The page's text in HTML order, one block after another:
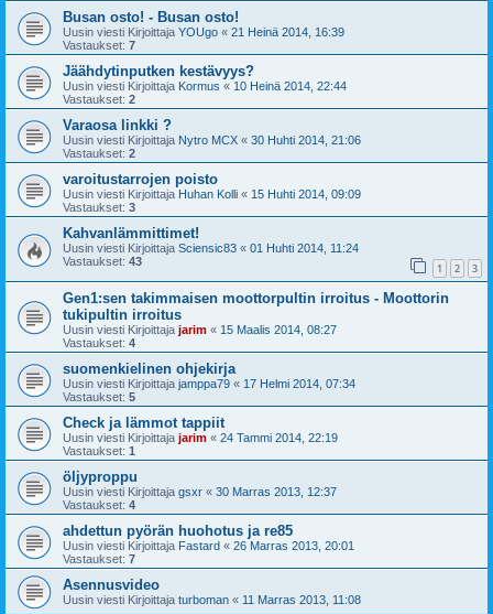
Busan osto! - Busan osto!
Uusin viesti Kirjoittaja YOUgo « 21 Heinä 2014, 16:39
Vastaukset: 7
Jäähdytinputken kestävyys?
Uusin viesti Kirjoittaja Kormus « 10 Heinä 2014, 22:44
Vastaukset: 2
Varaosa linkki ?
Uusin viesti Kirjoittaja Nytro MCX « 30 Huhti 2014, 21:06
Vastaukset: 2
varoitustarrojen poisto
Uusin viesti Kirjoittaja Huhan Kolli « 15 Huhti 2014, 09:09
Vastaukset: 3
Kahvanlämmittimet!
Uusin viesti Kirjoittaja Sciensic83 « 01 Huhti 2014, 11:24
Vastaukset: 43 1 2 3
Gen1:sen takimmaisen moottorpultin irroitus - Moottorin
tukipultin irroitus
Uusin viesti Kirjoittaja jarim « 15 Maalis 2014, 08:27
Vastaukset: 4
suomenkielinen ohjekirja
Uusin viesti Kirjoittaja jamppa79 « 17 Helmi 2014, 07:34
Vastaukset: 5
Check ja lämmot tappiit
Uusin viesti Kirjoittaja jarim « 24 Tammi 2014, 22:19
Vastaukset: 1
öljyproppu
Uusin viesti Kirjoittaja gsxr « 30 Marras 2013, 12:37
Vastaukset: 4
ahdettun pyörän huohotus ja re85
Uusin viesti Kirjoittaja Fastard « 26 Marras 2013, 20:01
Vastaukset: 7
Asennusvideo
Uusin viesti Kirjoittaja turboman « 11 Marras 2013, 11:08